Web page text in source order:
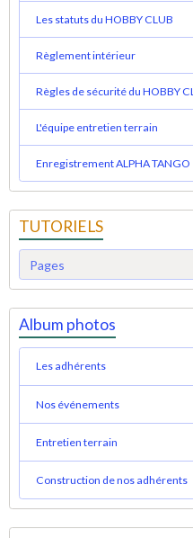
Les statuts du HOBBY CLUB
Règlement intérieur
Règles de sécurité du HOBBY CL
L'équipe entretien terrain
Enregistrement ALPHA TANGO
TUTORIELS
Album photos
Les adhérents
Nos événements
Entretien terrain
Construction de nos adhérents